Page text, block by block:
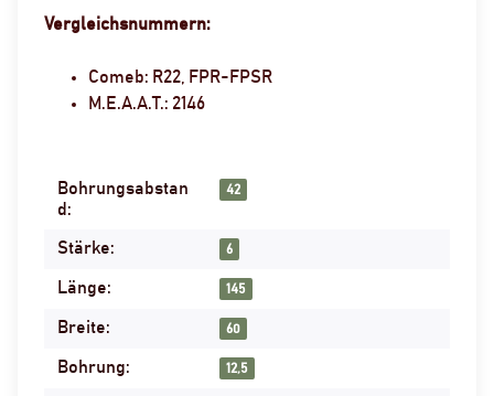
Vergleichsnummern:
Comeb: R22, FPR-FPSR
M.E.A.A.T.: 2146
Produkteigenschaft
Wert
Bohrungsabstan
d:
42
Stärke: 6
Länge: 145
Breite: 60
Bohrung: 12,5